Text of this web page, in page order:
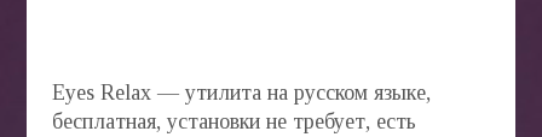
Eyes Relax — утилита на русском языке,
бесплатная, установки не требует, есть